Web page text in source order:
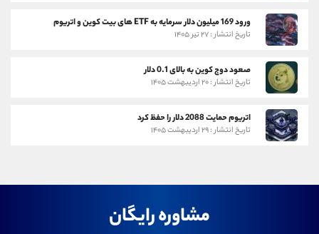
ورود 169 میلیون دلار سرمایه به ETF های بیت کوین و اتریوم
تاریخ انتشار : ۲۷ تیر ۱۴۰۵
صعود دوج کوین به بالای 0.1 دلار
تاریخ انتشار : ۲۰ اردیبهشت ۱۴۰۵
اتریوم حمایت 2088 دلار را حفظ کرد
تاریخ انتشار : ۲۹ اردیبهشت ۱۴۰۵
مشاوره رایگان